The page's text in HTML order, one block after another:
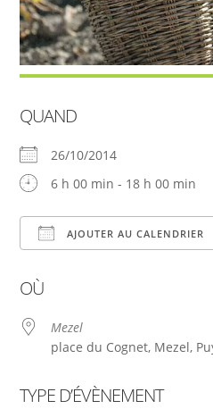
QUAND
26/10/2014
6 h 00 min - 18 h 00 min
AJOUTER AU CALENDRIER
OÙ
Mezel
place du Cognet, Mezel,
TYPE D’ÉVÈNEMENT